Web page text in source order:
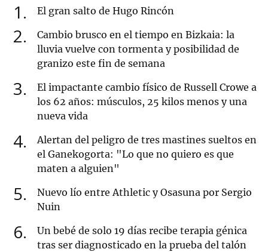
1 El gran salto de Hugo Rincón
2
Cambio brusco en el tiempo en Bizkaia: la
lluvia vuelve con tormenta y posibilidad de
granizo este fin de semana
3
El impactante cambio físico de Russell Crowe a
los 62 años: músculos, 25 kilos menos y una
nueva vida
4
Alertan del peligro de tres mastines sueltos en
el Ganekogorta: "Lo que no quiero es que
maten a alguien"
5
Nuevo lío entre Athletic y Osasuna por Sergio
Nuin
6
Un bebé de solo 19 días recibe terapia génica
tras ser diagnosticado en la prueba del talón